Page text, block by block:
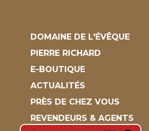
DOMAINE DE L'ÉVÊQUE
PIERRE RICHARD
E-BOUTIQUE
ACTUALITÉS
PRÈS DE CHEZ VOUS
REVENDEURS & AGENTS